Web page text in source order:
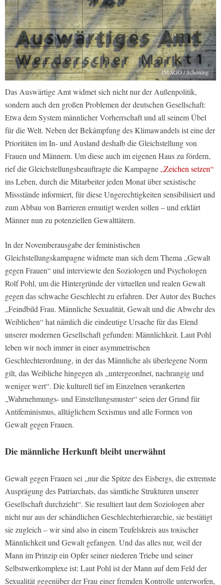
IMAGO / Schöning
Das Auswärtige Amt widmet sich nicht nur der Außenpolitik,
sondern auch den großen Problemen der deutschen Gesellschaft:
Etwa dem System männlicher Vorherrschaft und all seinem Übel
für die Welt. Neben der Bekämpfung des Klimawandels ist eine der
Prioritäten im In- und Ausland deshalb die Gleichstellung von
Frauen und Männern. Um diese auch im eigenen Haus zu fördern,
rief die Gleichstellungsbeauftragte die Kampagne„Zeichen setzen“
ins Leben, durch die Mitarbeiter jeden Monat über sexistische
Missstände informiert, für diese Ungerechtigkeiten sensibilisiert und
zum Abbau von Barrieren ermutigt werden sollen – und erklärt
Männer nun zu potenziellen Gewalttätern.
In der Novemberausgabe der feministischen
Gleichstellungskampagne widmete man sich dem Thema „Gewalt
gegen Frauen“ und interviewte den Soziologen und Psychologen
Rolf Pohl, um die Hintergründe der virtuellen und realen Gewalt
gegen das schwache Geschlecht zu erfahren. Der Autor des Buches
„Feindbild Frau. Männliche Sexualität, Gewalt und die Abwehr des
Weiblichen“ hat nämlich die eindeutige Ursache für das Elend
unserer modernen Gesellschaft gefunden: Männlichkeit. Laut Pohl
leben wir noch immer in einer asymmetrischen
Geschlechterordnung, in der das Männliche als überlegene Norm
gilt, das Weibliche hingegen als „untergeordnet, nachrangig und
weniger wert“. Die kulturell tief im Einzelnen verankerten
„Wahrnehmungs- und Einstellungsmuster“ seien der Grund für
Antifeminismus, alltäglichem Sexismus und alle Formen von
Gewalt gegen Frauen.
Die männliche Herkunft bleibt unerwähnt
Gewalt gegen Frauen sei „nur die Spitze des Eisbergs, die extremste
Ausprägung des Patriarchats, das sämtliche Strukturen unserer
Gesellschaft durchzieht“. Sie resultiert laut dem Soziologen aber
nicht nur aus der schändlichen Geschlechterhierarchie, sie bestätigt
sie zugleich – wir sind also in einem Teufelskreis aus toxischer
Männlichkeit und Gewalt gefangen. Und das alles nur, weil der
Mann im Prinzip ein Opfer seiner niederen Triebe und seiner
Selbstwertkomplexe ist: Laut Pohl ist der Mann auf dem Feld der
Sexualität gegenüber der Frau einer fremden Kontrolle unterworfen,